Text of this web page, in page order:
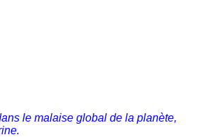
le malaise global de la planète,